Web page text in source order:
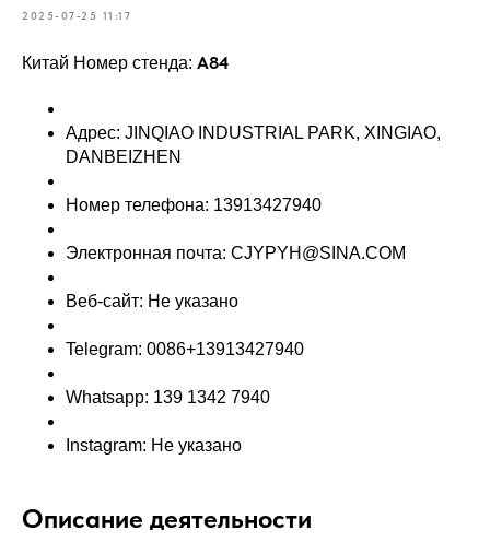
2025-07-25 11:17
Китай Номер стенда: A84
Адрес: JINQIAO INDUSTRIAL PARK, XINGIAO,
DANBEIZHEN
Номер телефона: 13913427940
Электронная почта: CJYPYH@SINA.COM
Веб-сайт: Не указано
Telegram: 0086+13913427940
Whatsapp: 139 1342 7940
Instagram: Не указано
Описание деятельности